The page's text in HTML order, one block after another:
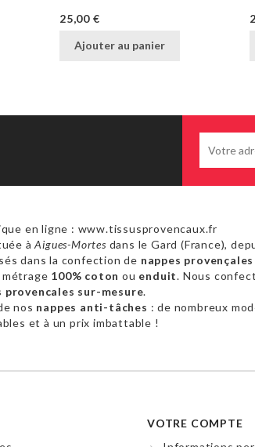
Prix
25,00 €
Ajouter au panier
en ligne : www.tissusprovencaux.fr
àAigues-Mortes dans le Gard (France),
dans la confection de nappes provençales
métrage 100% coton ou enduit. Nous
provencales sur-mesure.
nos nappes anti-tâches : de nombreux
et à un prix imbattable !
VOTRE COMPTE